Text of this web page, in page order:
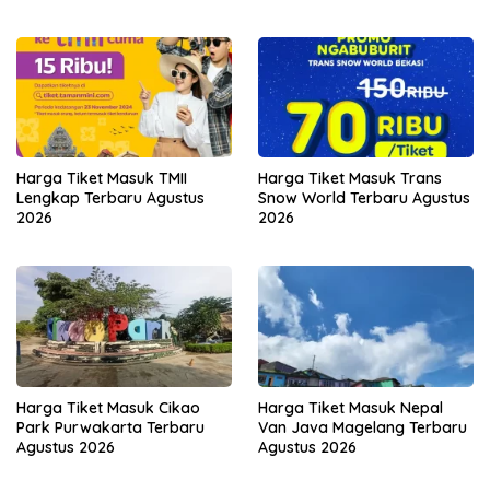
Harga Tiket Masuk TMII
Lengkap Terbaru Agustus
2026
Harga Tiket Masuk Trans
Snow World Terbaru Agustus
2026
Harga Tiket Masuk Cikao
Park Purwakarta Terbaru
Agustus 2026
Harga Tiket Masuk Nepal
Van Java Magelang Terbaru
Agustus 2026